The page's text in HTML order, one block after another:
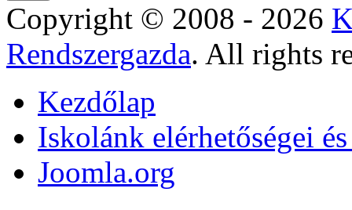
Copyright © 2008 - 2026
Rendszergazda. All rights
Kezdőlap
Iskolánk elérhetőségei
Joomla.org